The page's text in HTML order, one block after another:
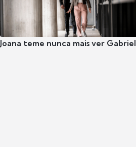
Joana teme nunca mais ver Gabriel